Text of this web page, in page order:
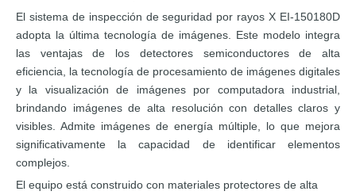
El sistema de inspección de seguridad por rayos X EI-150180D
adopta la última tecnología de imágenes. Este modelo integra
las ventajas de los detectores semiconductores de alta
eficiencia, la tecnología de procesamiento de imágenes digitales
y la visualización de imágenes por computadora industrial,
brindando imágenes de alta resolución con detalles claros y
visibles. Admite imágenes de energía múltiple, lo que mejora
significativamente la capacidad de identificar elementos
complejos.
El equipo está construido con materiales protectores de alta